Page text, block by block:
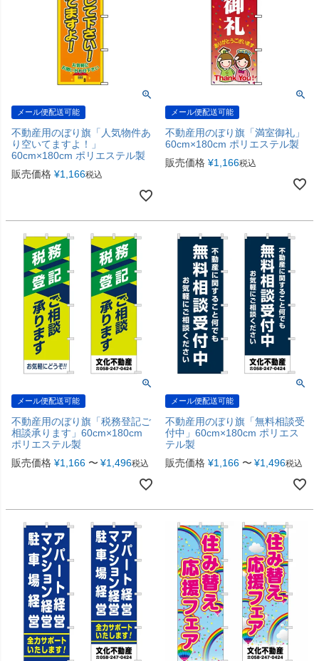
メール便配送可能
不動産用のぼり旗「人気物件あ
り空いてますよ！」
60cm×180cm ポリエステル製
販売価格 ¥1,166税込
メール便配送可能
不動産用のぼり旗「満室御礼」
60cm×180cm ポリエステル製
販売価格 ¥1,166税込
メール便配送可能
不動産用のぼり旗「税務登記ご
相談承ります」60cm×180cm
ポリエステル製
販売価格 ¥1,166 〜 ¥1,496税込
メール便配送可能
不動産用のぼり旗「無料相談受
付中」60cm×180cm ポリエス
テル製
販売価格 ¥1,166 〜 ¥1,496税込